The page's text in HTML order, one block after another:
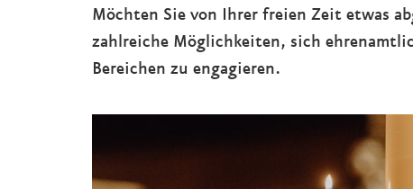
Möchten Sie von Ihrer freien Zeit etwas
zahlreiche Möglichkeiten, sich
Bereichen zu engagieren.